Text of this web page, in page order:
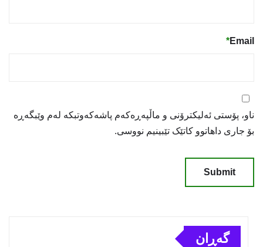
Email
*
ناو، پۆستی ئەلیکترۆنی و ماڵپەڕەکەم پاشەکەوتبکە لەم وێبگەڕە
بۆ جاری داهاتوو کاتێک تێبینیم نووسی.
گەڕان